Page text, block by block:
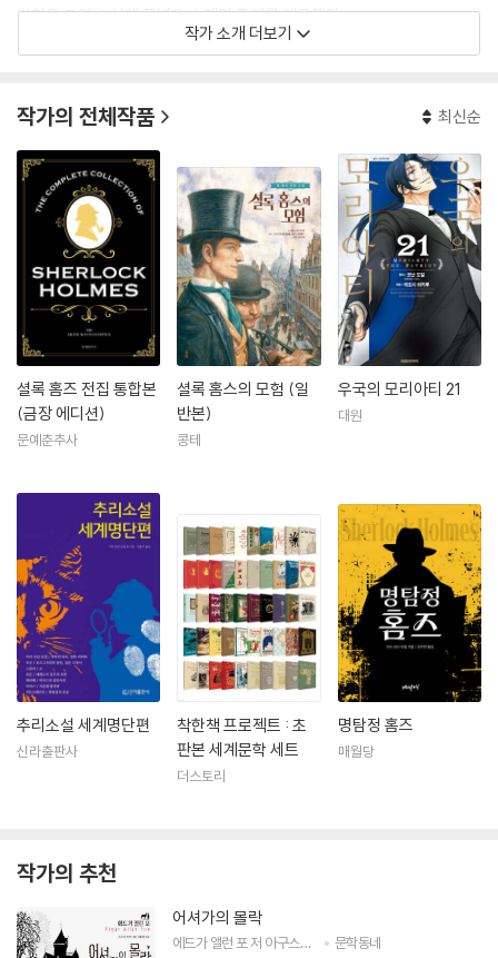
경험은 그의 소설에 폭넓은 소재와 주제를 제공했다.
구』를 발표했고, 1890년 두 번째 장편 『네 사람의 서명』을 발표하면서 점
차 인기가 높아졌다. 1891년 런던에서 다시 개업하지만 역시 성공하지 못
했기에 작품에 전념하기로 결심하고 1892년에 『셜록 홈즈의 모험』과 『셜
록 홈즈의 회상』(1894) 등 홈즈 시리즈 단편을 차례차례로 발표하여 추리
소설의 장르를 확립했다. ‘셜록 홈즈’ 시리즈만으로 두 편의 장편과 네 권의
단편집을 발표하였다. 냉정하고 날카로운 홈즈와 온후한 왓슨이 여러 사건
에 도전하는 이 시리즈는 60여 편에 이른다.
셜록 홈스 이야기는 처음 발표되자마자 세상에 돌풍을 일으켰고 세계 각국
에 소개되었다. 독자들은 괴팍한 성격과 탁원한 재능으로 카리스마를 풍기
는 홈스의 모습에 매료되었다. 그 결과 홈스는 명탐정의 대명사가 되었고,
심지어 많은 독자가 그를 실제 인물이라고 믿기까지 했다. 『용감한 제랄의
모험담』, 『잃어버린 세계』 등의 과학소설도 썼다. 1902년, 보어 전쟁에서
되었다. 제1차 세계대전에서 아들을 잃은 후 심령현상에 관심을 보였다. 홈
즈 시리즈가 준 영향은 탐정소설에만 국한되지 않았다. 셜로키언이라 불리
는 팬이 전 세계에 존재한다. 40년의 세월 동안 꾸준히 홈스 시리즈를 발
표하며 미스터리의 보급에 기여했다. 이후 애거서 크리스티, 도러시 세이
어스, 앤서니 버클리, S.S.밴 다인 등의 작가들이 등장하는 데 발판이 되어
주었다. 이후에도 아서 코난 도일은 꾸준히 미스터리 장르 작품 활동에 매
진하였으나 1930년 7월 7일, 심장마비로 사망하였다.
작가 소개 더보기
작가의 전체작품 최신순
셜록 홈즈 전집 통합본
(금장 에디션)
문예춘추사
셜록 홈스의 모험 (일
반본)
콩테
우국의 모리아티 21
대원
추리소설 세계명단편
신라출판사
착한책 프로젝트 : 초
판본 세계문학 세트
더스토리
명탐정 홈즈
매월당
작가의 추천
어셔가의 몰락
에드가 앨런 포저 아구스틴 코모토 그림이봄이랑
문학동네